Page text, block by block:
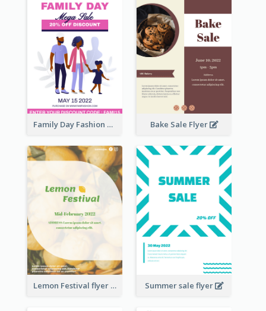
Family Day Fashion Sales Flyer Bake Sale Flyer
Lemon Festival flyer Summer sale flyer